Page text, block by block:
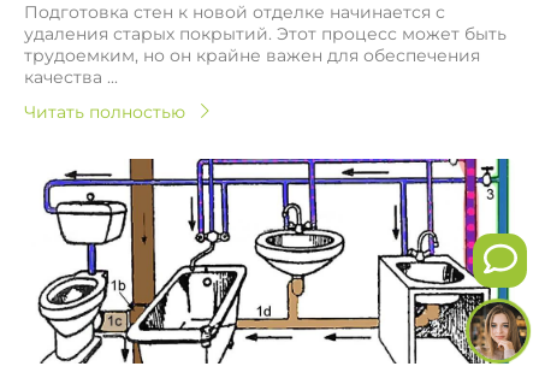
Подготовка стен к новой отделке начинается с
удаления старых покрытий. Этот процесс может быть
трудоемким, но он крайне важен для обеспечения
качества ...
Читать полностью